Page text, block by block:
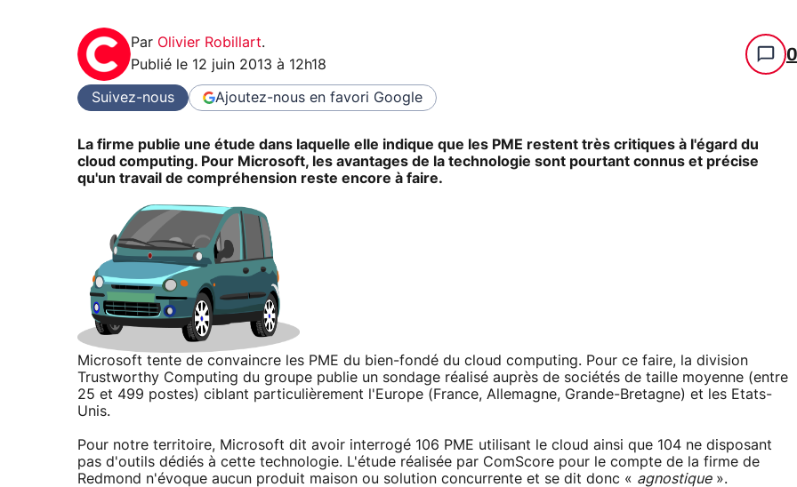
Par Olivier Robillart.
Publié le 12 juin 2013 à 12h18 0
Suivez-nous Ajoutez-nous en favori Google
La firme publie une étude dans laquelle elle indique que les PME restent très critiques à l'égard du
cloud computing. Pour Microsoft, les avantages de la technologie sont pourtant connus et précise
qu'un travail de compréhension reste encore à faire.
Microsoft tente de convaincre les PME du bien-fondé du cloud computing. Pour ce faire, la division
Trustworthy Computing du groupe publie un sondage réalisé auprès de sociétés de taille moyenne (entre
25 et 499 postes) ciblant particulièrement l'Europe (France, Allemagne, Grande-Bretagne) et les Etats-
Unis.
Pour notre territoire, Microsoft dit avoir interrogé 106 PME utilisant le cloud ainsi que 104 ne disposant
pas d'outils dédiés à cette technologie. L'étude réalisée par ComScore pour le compte de la firme de
Redmond n'évoque aucun produit maison ou solution concurrente et se dit donc « agnostique».